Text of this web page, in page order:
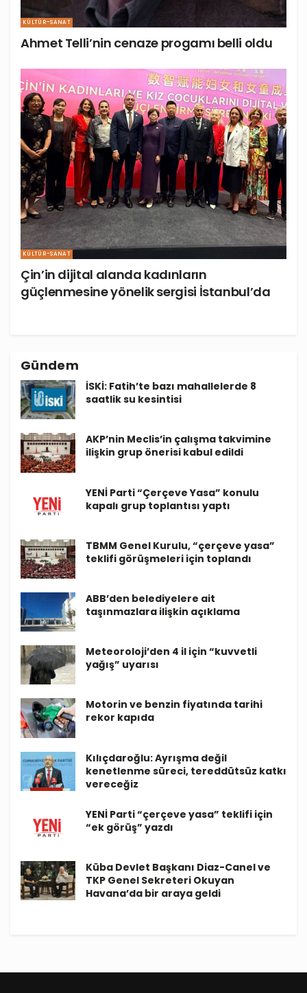
KÜLTÜR-SANAT
Ahmet Telli’nin cenaze progamı belli oldu
KÜLTÜR-SANAT
Çin’in dijital alanda kadınların
güçlenmesine yönelik sergisi İstanbul’da
Gündem
İSKİ: Fatih’te bazı mahallelerde 8
saatlik su kesintisi
AKP’nin Meclis’in çalışma takvimine
ilişkin grup önerisi kabul edildi
YENİ Parti “Çerçeve Yasa” konulu
kapalı grup toplantısı yaptı
TBMM Genel Kurulu, “çerçeve yasa”
teklifi görüşmeleri için toplandı
ABB’den belediyelere ait
taşınmazlara ilişkin açıklama
Meteoroloji’den 4 il için “kuvvetli
yağış” uyarısı
Motorin ve benzin fiyatında tarihi
rekor kapıda
Kılıçdaroğlu: Ayrışma değil
kenetlenme süreci, tereddütsüz katkı
vereceğiz
YENİ Parti “çerçeve yasa” teklifi için
“ek görüş” yazdı
Küba Devlet Başkanı Diaz-Canel ve
TKP Genel Sekreteri Okuyan
Havana’da bir araya geldi